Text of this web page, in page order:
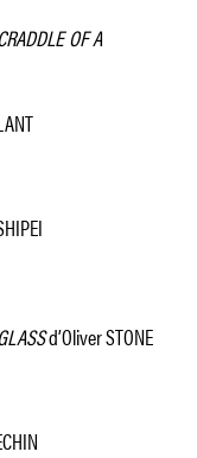
OF A
d’Oliver STONE